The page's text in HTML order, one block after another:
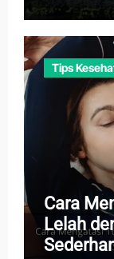
Tips
Cara
Lelah